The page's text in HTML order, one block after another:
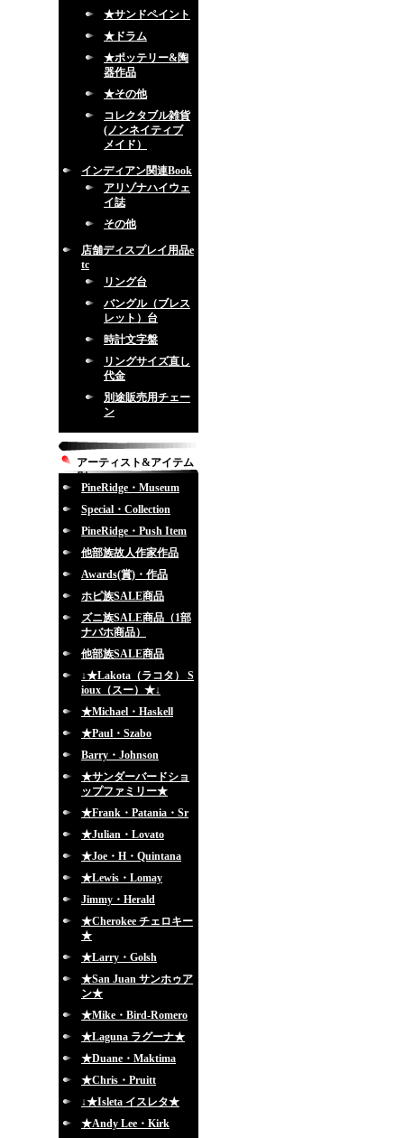
★サンドペイント
★ドラム
★ポッテリー&陶
器作品
★その他
コレクタブル雑貨
(ノンネイティブ
メイド）
インディアン関連Book
アリゾナハイウェ
イ誌
その他
店舗ディスプレイ用品e
tc
リング台
バングル（ブレス
レット）台
時計文字盤
リングサイズ直し
代金
別途販売用チェー
ン
アーティスト&アイテム
別
PineRidge・Museum
Special・Collection
PineRidge・Push Item
他部族故人作家作品
Awards(賞)・作品
ホピ族SALE商品
ズニ族SALE商品（1部
ナバホ商品）
他部族SALE商品
↓★Lakota（ラコタ） S
ioux（スー）★↓
★Michael・Haskell
★Paul・Szabo
Barry・Johnson
★サンダーバードショ
ップファミリー★
★Frank・Patania・Sr
★Julian・Lovato
★Joe・H・Quintana
★Lewis・Lomay
Jimmy・Herald
★Cherokee チェロキー
★
★Larry・Golsh
★San Juan サンホゥア
ン★
★Mike・Bird-Romero
★Laguna ラグーナ★
★Duane・Maktima
★Chris・Pruitt
↓★Isleta イスレタ★
★Andy Lee・Kirk